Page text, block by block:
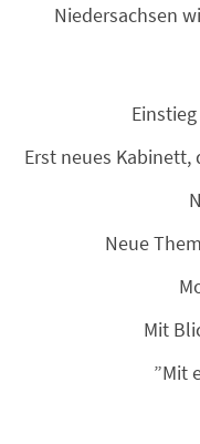
Niedersachsen
Erst neues
Neue
Mit